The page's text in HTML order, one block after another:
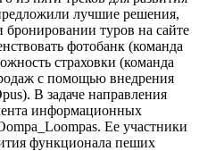
лучшие решения,
бронировании туров на сайте
фотобанк (команда
страховки (команда
с помощью внедрения
В задаче направления
информационных
Ее участники
функционала пеших